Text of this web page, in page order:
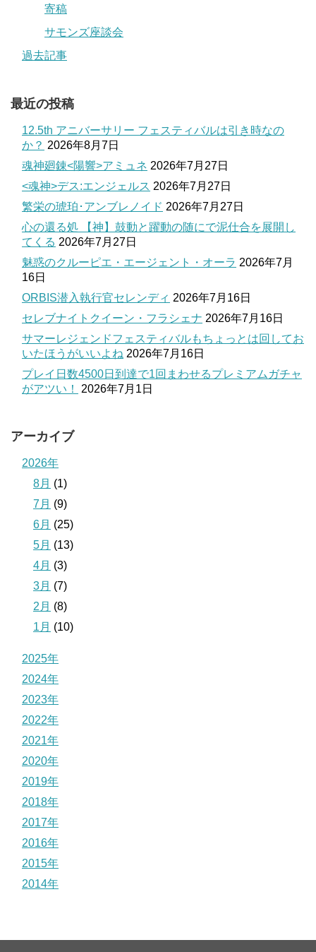
寄稿
サモンズ座談会
過去記事
最近の投稿
12.5th アニバーサリー フェスティバルは引き時なの
か？ 2026年8月7日
魂神廻錬<陽響>アミュネ 2026年7月27日
<魂神>デス:エンジェルス 2026年7月27日
繁栄の琥珀･アンブレノイド 2026年7月27日
心の還る処 【神】鼓動と躍動の随にで泥仕合を展開し
てくる 2026年7月27日
魅惑のクルーピエ・エージェント・オーラ 2026年7月
16日
ORBIS潜入執行官セレンディ 2026年7月16日
セレブナイトクイーン・フラシェナ 2026年7月16日
サマーレジェンドフェスティバルもちょっとは回してお
いたほうがいいよね 2026年7月16日
プレイ日数4500日到達で1回まわせるプレミアムガチャ
がアツい！
2026年7月1日
アーカイブ
2026年
8月 (1)
7月 (9)
6月 (25)
5月 (13)
4月 (3)
3月 (7)
2月 (8)
1月 (10)
2025年
2024年
2023年
2022年
2021年
2020年
2019年
2018年
2017年
2016年
2015年
2014年